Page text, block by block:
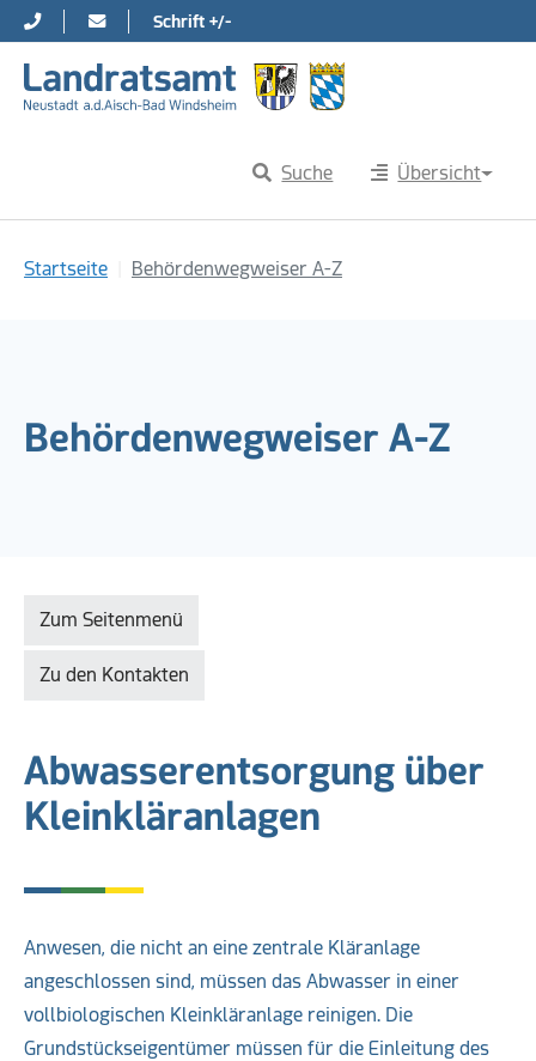
Direkt zur Hauptnavigation springen
Direkt zum Inhalt springen
Schrift +/-
Suche Übersicht
Startseite Behördenwegweiser A-Z
Behördenwegweiser A-Z
Zum Seitenmenü
Zu den Kontakten
Abwasserentsorgung über
Kleinkläranlagen
Anwesen, die nicht an eine zentrale Kläranlage
angeschlossen sind, müssen das Abwasser in einer
vollbiologischen Kleinkläranlage reinigen. Die
Grundstückseigentümer müssen für die Einleitung des